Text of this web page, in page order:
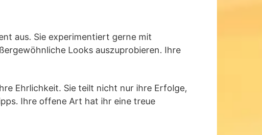
aus. Sie experimentiert gerne mit
Looks auszuprobieren. Ihre
Ehrlichkeit. Sie teilt nicht nur ihre Erfolge,
Ihre offene Art hat ihr eine treue